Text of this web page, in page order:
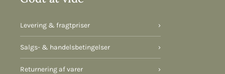
Levering & fragtpriser ›
Salgs- & handelsbetingelser ›
Returnering af varer ›